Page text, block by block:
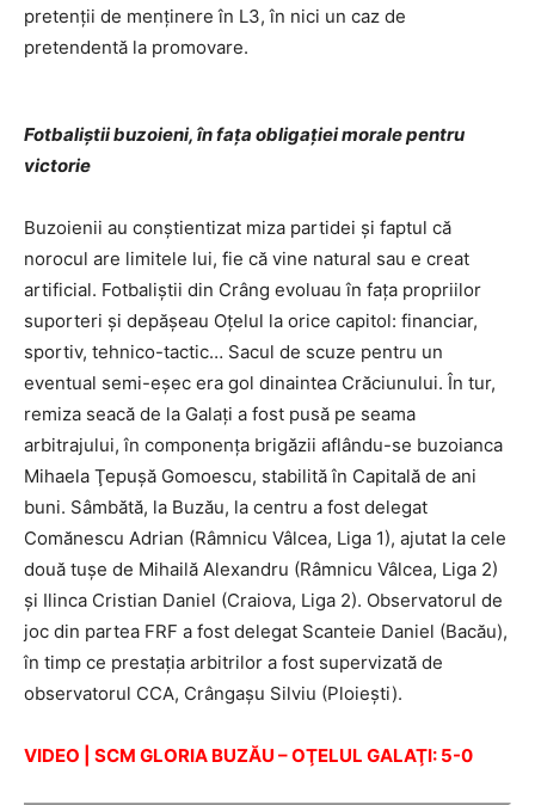
pretenţii de menţinere în L3, în nici un caz de
pretendentă la promovare.
Fotbaliştii buzoieni, în faţa obligaţiei morale pentru
victorie
Buzoienii au conştientizat miza partidei şi faptul că
norocul are limitele lui, fie că vine natural sau e creat
artificial. Fotbaliştii din Crâng evoluau în faţa propriilor
suporteri şi depăşeau Oţelul la orice capitol: financiar,
sportiv, tehnico-tactic… Sacul de scuze pentru un
eventual semi-eşec era gol dinaintea Crăciunului. În tur,
remiza seacă de la Galaţi a fost pusă pe seama
arbitrajului, în componenţa brigăzii aflându-se buzoianca
Mihaela Ţepuşă Gomoescu, stabilită în Capitală de ani
buni. Sâmbătă, la Buzău, la centru a fost delegat
Comănescu Adrian (Râmnicu Vâlcea, Liga 1), ajutat la cele
două tușe de Mihailă Alexandru (Râmnicu Vâlcea, Liga 2)
și Ilinca Cristian Daniel (Craiova, Liga 2). Observatorul de
joc din partea FRF a fost delegat Scanteie Daniel (Bacău),
în timp ce prestația arbitrilor a fost supervizată de
observatorul CCA, Crângaşu Silviu (Ploieşti).
VIDEO | SCM GLORIA BUZĂU – OŢELUL GALAŢI: 5-0